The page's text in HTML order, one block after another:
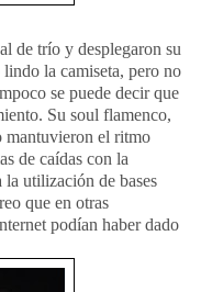
de trío y desplegaron su
la camiseta, pero no
se puede decir que
Su soul flamenco,
mantuvieron el ritmo
de caídas con la
la utilización de bases
que en otras
podían haber dado